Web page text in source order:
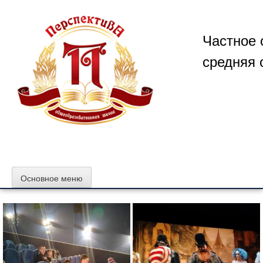
содержимому
Частное
средняя
Основное меню